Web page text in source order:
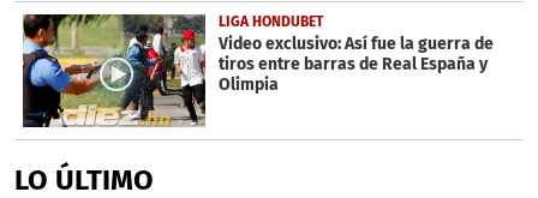
LIGA HONDUBET
Video exclusivo: Así fue la guerra de
tiros entre barras de Real España y
Olimpia
LO ÚLTIMO